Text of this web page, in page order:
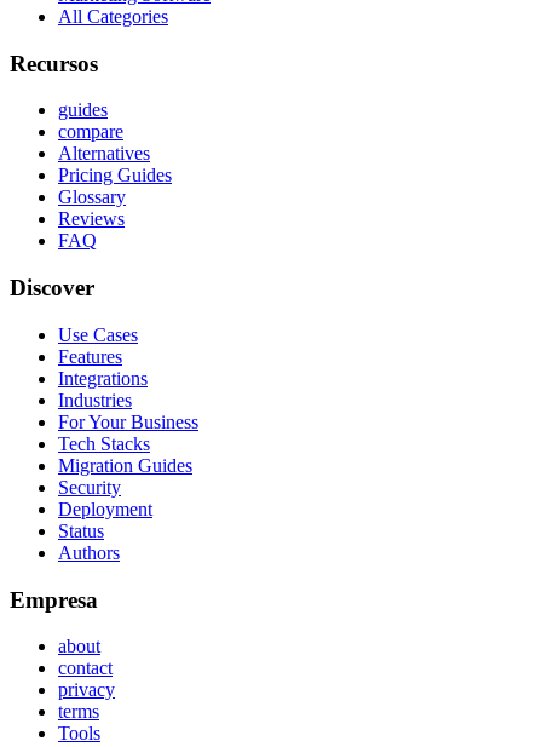
All Categories
Recursos
guides
compare
Alternatives
Pricing Guides
Glossary
Reviews
FAQ
Discover
Use Cases
Features
Integrations
Industries
For Your Business
Tech Stacks
Migration Guides
Security
Deployment
Status
Authors
Empresa
about
contact
privacy
terms
Tools